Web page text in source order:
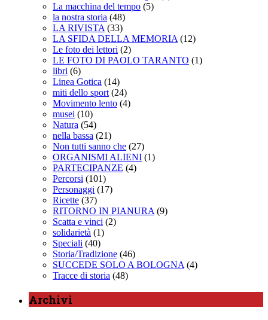
La macchina del tempo (5)
la nostra storia (48)
LA RIVISTA (33)
LA SFIDA DELLA MEMORIA (12)
Le foto dei lettori (2)
LE FOTO DI PAOLO TARANTO (1)
libri (6)
Linea Gotica (14)
miti dello sport (24)
Movimento lento (4)
musei (10)
Natura (54)
nella bassa (21)
Non tutti sanno che (27)
ORGANISMI ALIENI (1)
PARTECIPANZE (4)
Percorsi (101)
Personaggi (17)
Ricette (37)
RITORNO IN PIANURA (9)
Scatta e vinci (2)
solidarietà (1)
Speciali (40)
Storia/Tradizione (46)
SUCCEDE SOLO A BOLOGNA (4)
Tracce di storia (48)
Archivi